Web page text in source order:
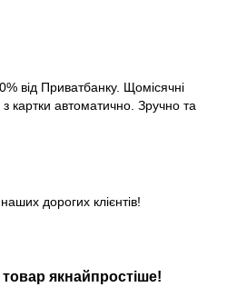
від Приватбанку. Щомісячні
картки автоматично. Зручно та
дорогих клієнтів!
якнайпростіше!